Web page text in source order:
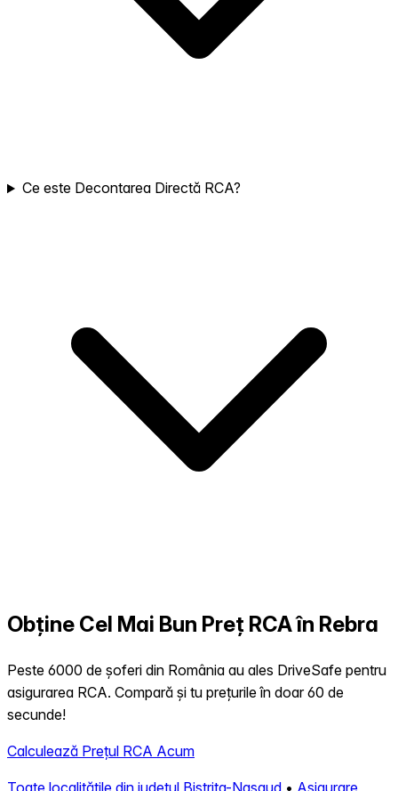
Ce este Decontarea Directă RCA?
Obține Cel Mai Bun Preț RCA în Rebra
Peste 6000 de șoferi din România au ales DriveSafe pentru
asigurarea RCA. Compară și tu prețurile în doar 60 de
secunde!
Calculează Prețul RCA Acum